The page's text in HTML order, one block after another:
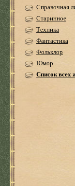
Справочная
Старинное
Техника
Фантастика
Фольклор
Юмор
Список всех